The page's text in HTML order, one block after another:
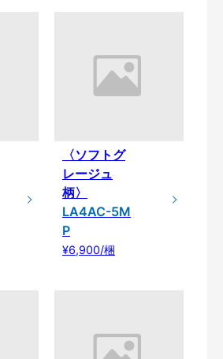
〈ソフトグ
レージュ
柄〉
LA4AC-5M
P
¥6,900/梱